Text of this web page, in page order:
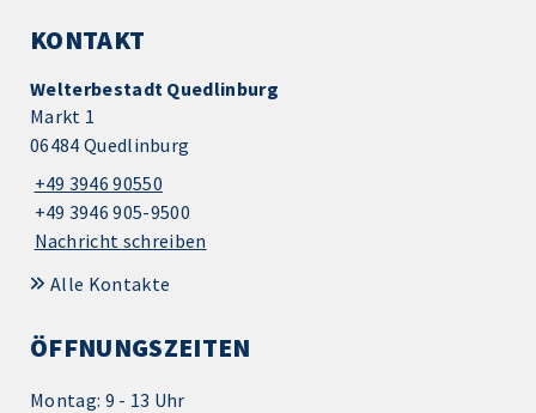
KONTAKT
Welterbestadt Quedlinburg
Markt 1
06484 Quedlinburg
+49 3946 90550
+49 3946 905-9500
Nachricht schreiben
Alle Kontakte
ÖFFNUNGSZEITEN
Montag: 9 - 13 Uhr